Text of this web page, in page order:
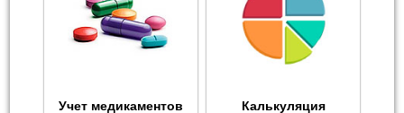
Учет медикаментов Калькуляция